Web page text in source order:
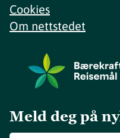
Cookies
Om nettstedet
Meld deg på